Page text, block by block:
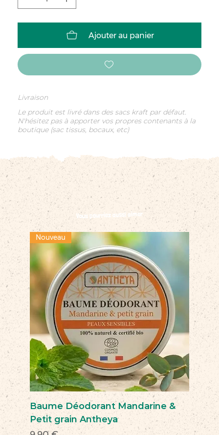
Ajouter au panier
Livraison
Le produit est livré dans des sacs kraft par défaut.
N'hésitez pas à apporter vos propres contenants à la
boutique (sac tissus, bocaux, etc)
Vous pourriez aussi aimer
Nouveau
Baume Déodorant Mandarine &
Petit grain Antheya